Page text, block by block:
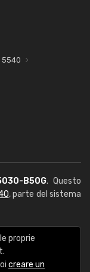
5540
B50G. Questo
, parte del sistema
proprie
creare un